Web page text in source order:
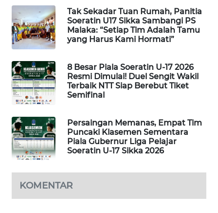
Tak Sekadar Tuan Rumah, Panitia
Soeratin U17 Sikka Sambangi PS
Malaka: “Setiap Tim Adalah Tamu
yang Harus Kami Hormati”
8 Besar Piala Soeratin U-17 2026
Resmi Dimulai! Duel Sengit Wakil
Terbaik NTT Siap Berebut Tiket
Semifinal
Persaingan Memanas, Empat Tim
Puncaki Klasemen Sementara
Piala Gubernur Liga Pelajar
Soeratin U-17 Sikka 2026
KOMENTAR
KOPEKLIN
PORTAL
KONSUMEN
FORWAMKI
ALPERKLINAS
FORJASIDA
TAMBANG
NEWS